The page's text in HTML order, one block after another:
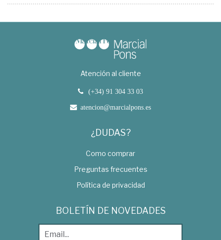
Atención al cliente
(+34) 91 304 33 03
atencion@marcialpons.es
¿DUDAS?
Como comprar
Preguntas frecuentes
Política de privacidad
BOLETÍN DE NOVEDADES